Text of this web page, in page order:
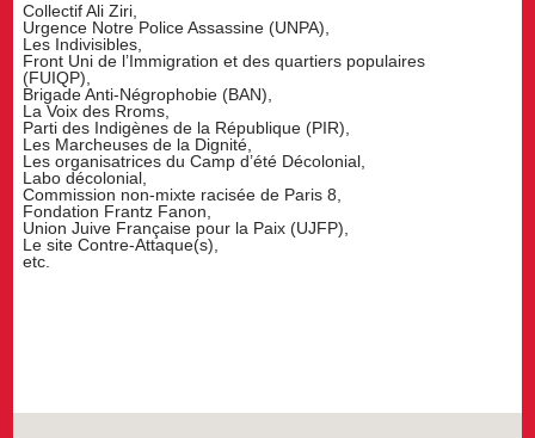
Collectif Ali Ziri,
Urgence Notre Police Assassine (UNPA),
Les Indivisibles,
Front Uni de l’Immigration et des quartiers populaires
(FUIQP),
Brigade Anti-Négrophobie (BAN),
La Voix des Rroms,
Parti des Indigènes de la République (PIR),
Les Marcheuses de la Dignité,
Les organisatrices du Camp d’été Décolonial,
Labo décolonial,
Commission non-mixte racisée de Paris 8,
Fondation Frantz Fanon,
Union Juive Française pour la Paix (UJFP),
Le site Contre-Attaque(s),
etc.